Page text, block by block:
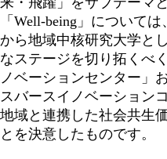
「Well-being」について
から地域中核研究大学と
なステージを切り拓くべ
ノベーションセンター」
スバースイノベーション
地域と連携した社会共生
とを決意したものです。